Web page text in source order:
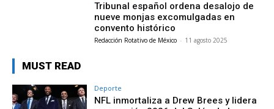
Tribunal español ordena desalojo de
nueve monjas excomulgadas en
convento histórico
Redacción Rotativo de México - 11 agosto 2025
MUST READ
Deporte
NFL inmortaliza a Drew Brees y lidera